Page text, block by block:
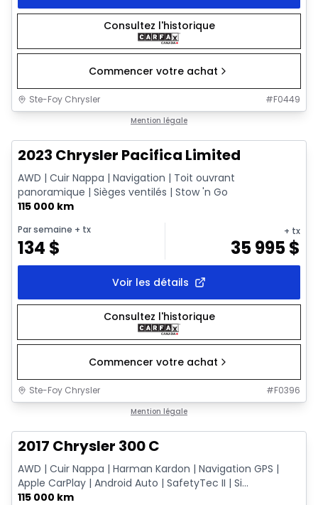
Consultez l'historique
Commencer votre achat
Ste-Foy Chrysler #F0449
Mention légale
2023 Chrysler Pacifica Limited
AWD | Cuir Nappa | Navigation | Toit ouvrant
panoramique | Sièges ventilés | Stow 'n Go
115 000 km
Par semaine + tx
134 $
+ tx
35 995$
Voir les détails
Consultez l'historique
Commencer votre achat
Ste-Foy Chrysler #F0396
Mention légale
2017 Chrysler 300 C
AWD | Cuir Nappa | Harman Kardon | Navigation GPS |
Apple CarPlay | Android Auto | SafetyTec II | Si...
115 000 km